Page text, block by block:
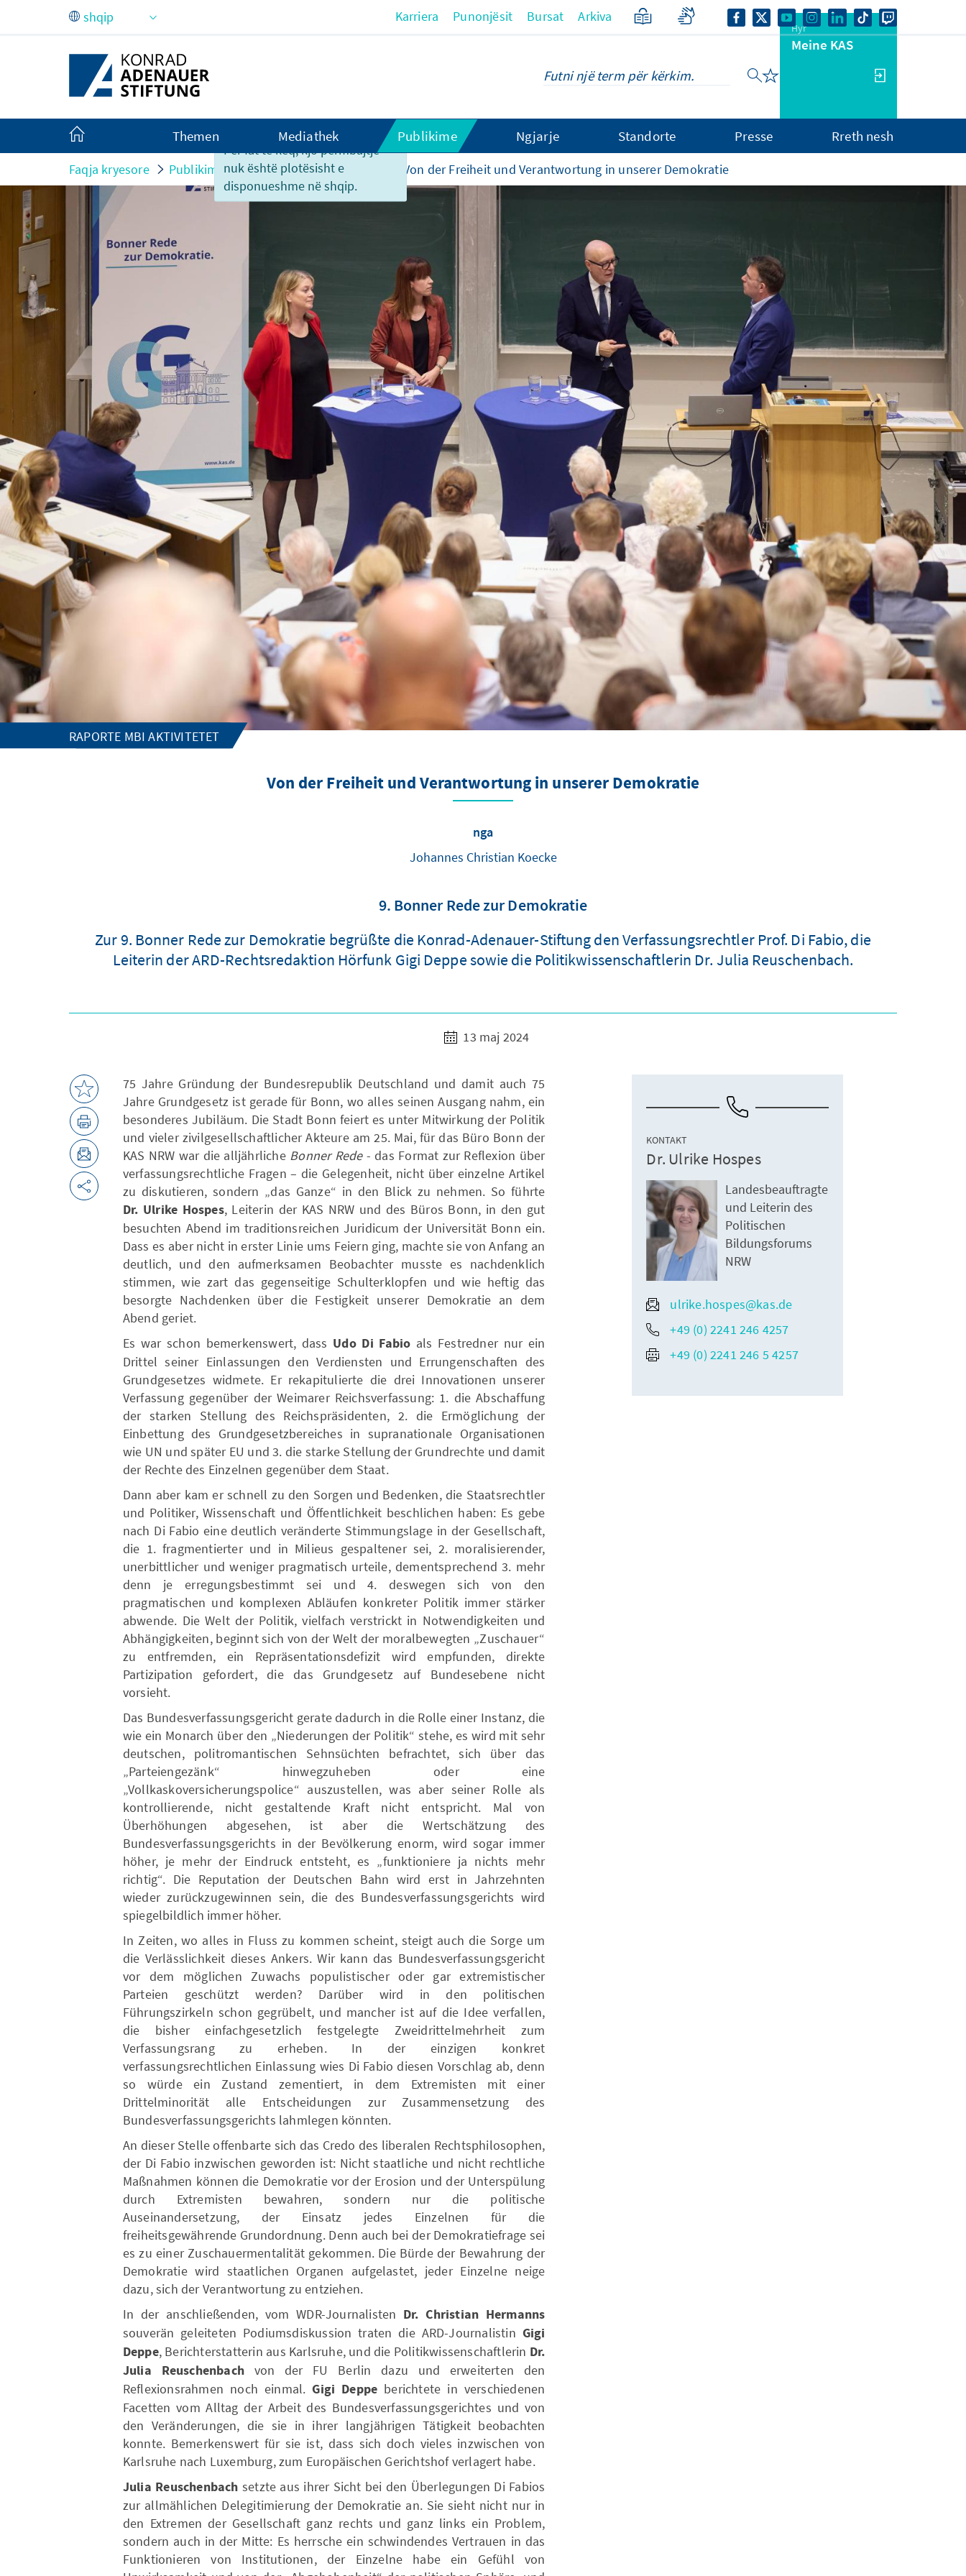
Skip to Main Content
Për fat të keq, kjo përmbajtje
nuk është plotësisht e
disponueshme në shqip.
Karriera Punonjësit Bursat Arkiva
Hyr
Meine KAS
Themen Mediathek Publikime Ngjarje Standorte Presse Rreth nesh
Faqja kryesore Publikime kontribute per aktivitetet Von der Freiheit und Verantwortung in unserer Demokratie
RAPORTE MBI AKTIVITETET
Von der Freiheit und Verantwortung in unserer Demokratie
nga
Johannes Christian Koecke
9. Bonner Rede zur Demokratie
Zur 9. Bonner Rede zur Demokratie begrüßte die Konrad-Adenauer-Stiftung den Verfassungsrechtler Prof. Di Fabio, die
Leiterin der ARD-Rechtsredaktion Hörfunk Gigi Deppe sowie die Politikwissenschaftlerin Dr. Julia Reuschenbach.
13 maj 2024
75 Jahre Gründung der Bundesrepublik Deutschland und damit auch 75
Jahre Grundgesetz ist gerade für Bonn, wo alles seinen Ausgang nahm, ein
besonderes Jubiläum. Die Stadt Bonn feiert es unter Mitwirkung der Politik
und vieler zivilgesellschaftlicher Akteure am 25. Mai, für das Büro Bonn der
KAS NRW war die alljährliche Bonner Rede- das Format zur Reflexion über
verfassungsrechtliche Fragen – die Gelegenheit, nicht über einzelne Artikel
zu diskutieren, sondern „das Ganze“ in den Blick zu nehmen. So führte
Dr. Ulrike Hospes, Leiterin der KAS NRW und des Büros Bonn, in den gut
besuchten Abend im traditionsreichen Juridicum der Universität Bonn ein.
Dass es aber nicht in erster Linie ums Feiern ging, machte sie von Anfang an
deutlich, und den aufmerksamen Beobachter musste es nachdenklich
stimmen, wie zart das gegenseitige Schulterklopfen und wie heftig das
besorgte Nachdenken über die Festigkeit unserer Demokratie an dem
Abend geriet.
Es war schon bemerkenswert, dass Udo Di Fabio als Festredner nur ein
Drittel seiner Einlassungen den Verdiensten und Errungenschaften des
Grundgesetzes widmete. Er rekapitulierte die drei Innovationen unserer
Verfassung gegenüber der Weimarer Reichsverfassung: 1. die Abschaffung
der starken Stellung des Reichspräsidenten, 2. die Ermöglichung der
Einbettung des Grundgesetzbereiches in supranationale Organisationen
wie UN und später EU und 3. die starke Stellung der Grundrechte und damit
der Rechte des Einzelnen gegenüber dem Staat.
Dann aber kam er schnell zu den Sorgen und Bedenken, die Staatsrechtler
und Politiker, Wissenschaft und Öffentlichkeit beschlichen haben: Es gebe
nach Di Fabio eine deutlich veränderte Stimmungslage in der Gesellschaft,
die 1. fragmentierter und in Milieus gespaltener sei, 2. moralisierender,
unerbittlicher und weniger pragmatisch urteile, dementsprechend 3. mehr
denn je erregungsbestimmt sei und 4. deswegen sich von den
pragmatischen und komplexen Abläufen konkreter Politik immer stärker
abwende. Die Welt der Politik, vielfach verstrickt in Notwendigkeiten und
Abhängigkeiten, beginnt sich von der Welt der moralbewegten „Zuschauer“
zu entfremden, ein Repräsentationsdefizit wird empfunden, direkte
Partizipation gefordert, die das Grundgesetz auf Bundesebene nicht
vorsieht.
Das Bundesverfassungsgericht gerate dadurch in die Rolle einer Instanz, die
wie ein Monarch über den „Niederungen der Politik“ stehe, es wird mit sehr
deutschen, politromantischen Sehnsüchten befrachtet, sich über das
„Parteiengezänk“ hinwegzuheben oder eine
„Vollkaskoversicherungspolice“ auszustellen, was aber seiner Rolle als
kontrollierende, nicht gestaltende Kraft nicht entspricht. Mal von
Überhöhungen abgesehen, ist aber die Wertschätzung des
Bundesverfassungsgerichts in der Bevölkerung enorm, wird sogar immer
höher, je mehr der Eindruck entsteht, es „funktioniere ja nichts mehr
richtig“. Die Reputation der Deutschen Bahn wird erst in Jahrzehnten
wieder zurückzugewinnen sein, die des Bundesverfassungsgerichts wird
spiegelbildlich immer höher.
In Zeiten, wo alles in Fluss zu kommen scheint, steigt auch die Sorge um
die Verlässlichkeit dieses Ankers. Wir kann das Bundesverfassungsgericht
vor dem möglichen Zuwachs populistischer oder gar extremistischer
Parteien geschützt werden? Darüber wird in den politischen
Führungszirkeln schon gegrübelt, und mancher ist auf die Idee verfallen,
die bisher einfachgesetzlich festgelegte Zweidrittelmehrheit zum
Verfassungsrang zu erheben. In der einzigen konkret
verfassungsrechtlichen Einlassung wies Di Fabio diesen Vorschlag ab, denn
so würde ein Zustand zementiert, in dem Extremisten mit einer
Drittelminorität alle Entscheidungen zur Zusammensetzung des
Bundesverfassungsgerichts lahmlegen könnten.
An dieser Stelle offenbarte sich das Credo des liberalen Rechtsphilosophen,
der Di Fabio inzwischen geworden ist: Nicht staatliche und nicht rechtliche
Maßnahmen können die Demokratie vor der Erosion und der Unterspülung
durch Extremisten bewahren, sondern nur die politische
Auseinandersetzung, der Einsatz jedes Einzelnen für die
freiheitsgewährende Grundordnung. Denn auch bei der Demokratiefrage sei
es zu einer Zuschauermentalität gekommen. Die Bürde der Bewahrung der
Demokratie wird staatlichen Organen aufgelastet, jeder Einzelne neige
dazu, sich der Verantwortung zu entziehen.
In der anschließenden, vom WDR-Journalisten Dr. Christian Hermanns
souverän geleiteten Podiumsdiskussion traten die ARD-Journalistin Gigi
Deppe, Berichterstatterin aus Karlsruhe, und die Politikwissenschaftlerin Dr.
Julia Reuschenbachvon der FU Berlin dazu und erweiterten den
Reflexionsrahmen noch einmal.Gigi Deppe berichtete in verschiedenen
Facetten vom Alltag der Arbeit des Bundesverfassungsgerichtes und von
den Veränderungen, die sie in ihrer langjährigen Tätigkeit beobachten
konnte. Bemerkenswert für sie ist, dass sich doch vieles inzwischen von
Karlsruhe nach Luxemburg, zum Europäischen Gerichtshof verlagert habe.
Julia Reuschenbach setzte aus ihrer Sicht bei den Überlegungen Di Fabios
zur allmählichen Delegitimierung der Demokratie an. Sie sieht nicht nur in
den Extremen der Gesellschaft ganz rechts und ganz links ein Problem,
sondern auch in der Mitte: Es herrsche ein schwindendes Vertrauen in das
Funktionieren von Institutionen, der Einzelne habe ein Gefühl von
KONTAKT
Dr. Ulrike Hospes
Landesbeauftragte
und Leiterin des
Politischen
Bildungsforums
NRW
ulrike.hospes@kas.de
+49 (0) 2241 246 4257
+49 (0) 2241 246 5 4257